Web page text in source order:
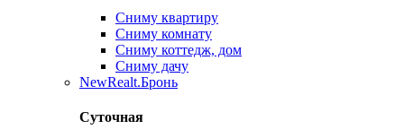
Сниму квартиру
Сниму комнату
Сниму коттедж, дом
Сниму дачу
NewRealt.Бронь
Суточная